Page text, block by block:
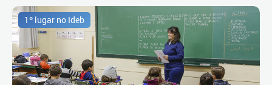
1º lugar no Ideb